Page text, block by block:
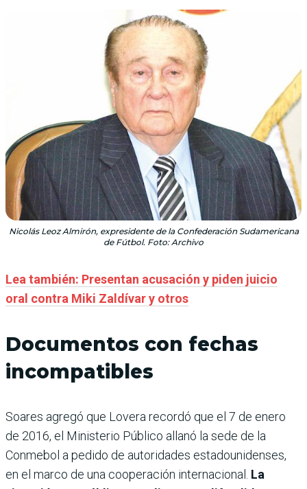
Nicolás Leoz Almirón, expresidente de la Confederación Sudamericana
de Fútbol. Foto: Archivo
Lea también: Presentan acusación y piden juicio
oral contra Miki Zaldívar y otros
Documentos con fechas
incompatibles
Soares agregó que Lovera recordó que el 7 de enero
de 2016, el Ministerio Público allanó la sede de la
Conmebol a pedido de autoridades esta­dounidenses,
en el marco de una cooperación internacio­nal. La